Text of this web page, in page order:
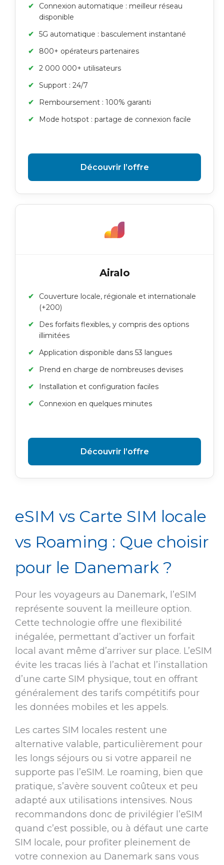
Connexion automatique : meilleur réseau
disponible
5G automatique : basculement instantané
800+ opérateurs partenaires
2 000 000+ utilisateurs
Support : 24/7
Remboursement : 100% garanti
Mode hotspot : partage de connexion facile
Découvrir l’offre
Airalo
Couverture locale, régionale et internationale
(+200)
Des forfaits flexibles, y compris des options
illimitées
Application disponible dans 53 langues
Prend en charge de nombreuses devises
Installation et configuration faciles
Connexion en quelques minutes
Découvrir l’offre
eSIM vs Carte SIM locale
vs Roaming : Que choisir
pour le Danemark ?
Pour les voyageurs au Danemark, l’eSIM
représente souvent la meilleure option.
Cette technologie offre une flexibilité
inégalée, permettant d’activer un forfait
local avant même d’arriver sur place. L’eSIM
évite les tracas liés à l’achat et l’installation
d’une carte SIM physique, tout en offrant
généralement des tarifs compétitifs pour
les données mobiles et les appels.
Les cartes SIM locales restent une
alternative valable, particulièrement pour
les longs séjours ou si votre appareil ne
supporte pas l’eSIM. Le roaming, bien que
pratique, s’avère souvent coûteux et peu
adapté aux utilisations intensives. Nous
recommandons donc de privilégier l’eSIM
quand c’est possible, ou à défaut une carte
SIM locale, pour profiter pleinement de
votre connexion au Danemark sans vous